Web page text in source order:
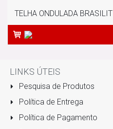
TELHA ONDULADA
LINKS ÚTEIS
Pesquisa de Produtos
Política de Entrega
Política de Pagamento